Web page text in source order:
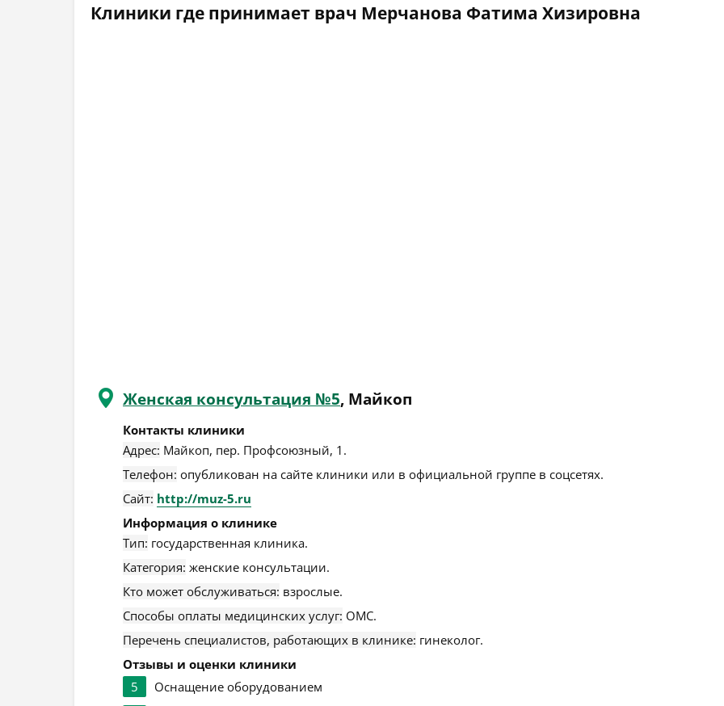
Клиники где принимает врач Мерчанова Фатима Хизировна
Женская консультация №5, Майкоп
Контакты клиники
Адрес: Майкоп, пер. Профсоюзный, 1 .
Телефон: опубликован на сайте клиники или в официальной группе в соцсетях.
Сайт: http://muz-5.ru
Информация о клинике
Тип: государственная клиника.
Категория: женские консультации.
Кто может обслуживаться: взрослые.
Способы оплаты медицинских услуг: ОМС.
Перечень специалистов, работающих в клинике: гинеколог.
Отзывы и оценки клиники
5
Оснащение оборудованием